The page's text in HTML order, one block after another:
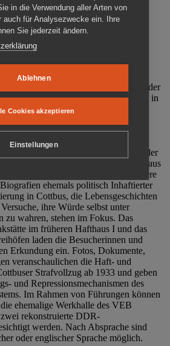
Cottbus ist ein Ort
Anschaulich, nah und
der DDR gründeten im Oktober
Cottbus e. V. (MRZ), der
Gefängnisses (1860-2002) in
der Gedenkstätte Zuchthaus
Arbeit der Gedenkstätte steht die
Unrecht während der
und der SED-Diktatur.
Dauer- und Sonderausstellungen in der
Beispiele politischen Unrechts aus
des 20. Jahrhunderts. Eine besondere
ehemals politisch Inhaftierter
in Cottbus, die Lebensgeschichten
ihre Würde selbst unter
zu wahren, stehen im Fokus. Das
im früheren Hafthaus I und das
laden die Besucherinnen und
Erkundung ein. Fotos, Dokumente,
veranschaulichen die Haft- und
Strafvollzug ab 1933 und geben
und Repressionsmechanismen des
Im Rahmen von Führungen können
ehemalige Werkhalle des VEB
rekonstruierte DDR-
werden. Nach Absprache sind
oder englischer Sprache möglich.
in die Verwendung aller Arten von
auch für Analysezwecke ein. Ihre
Sie jederzeit ändern.
Ablehnen
Cookies akzeptieren
Einstellungen